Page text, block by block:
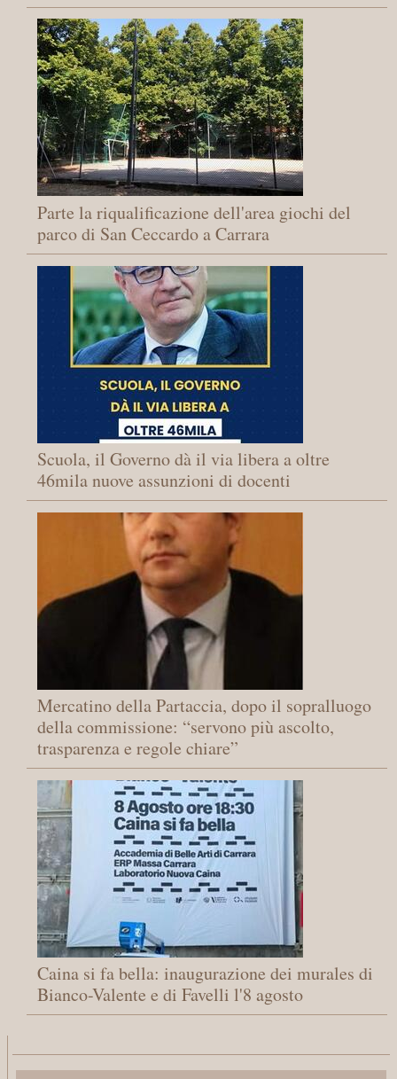
Parte la riqualificazione dell'area giochi del
parco di San Ceccardo a Carrara
Scuola, il Governo dà il via libera a oltre
46mila nuove assunzioni di docenti
Mercatino della Partaccia, dopo il sopralluogo
della commissione: “servono più ascolto,
trasparenza e regole chiare”
Caina si fa bella: inaugurazione dei murales di
Bianco-Valente e di Favelli l'8 agosto